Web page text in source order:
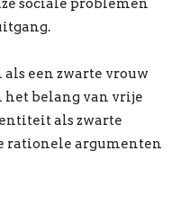
sociale problemen
een zwarte vrouw
het belang van vrije
als zwarte
rationele argumenten